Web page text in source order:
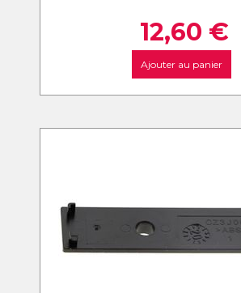
12,60 €
Ajouter au panier